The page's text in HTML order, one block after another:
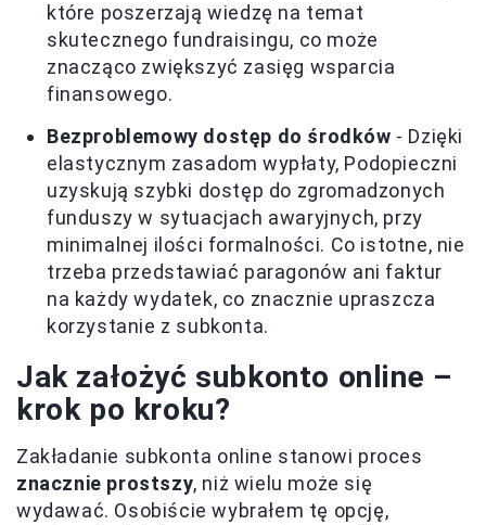
które poszerzają wiedzę na temat
skutecznego fundraisingu, co może
znacząco zwiększyć zasięg wsparcia
finansowego.
Bezproblemowy dostęp do środków - Dzięki
elastycznym zasadom wypłaty, Podopieczni
uzyskują szybki dostęp do zgromadzonych
funduszy w sytuacjach awaryjnych, przy
minimalnej ilości formalności. Co istotne, nie
trzeba przedstawiać paragonów ani faktur
na każdy wydatek, co znacznie upraszcza
korzystanie z subkonta.
Jak założyć subkonto online –
krok po kroku?
Zakładanie subkonta online stanowi proces
znacznie prostszy, niż wielu może się
wydawać. Osobiście wybrałem tę opcję,